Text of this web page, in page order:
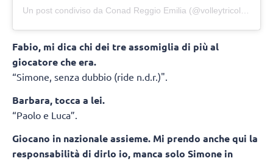
Un post condiviso da Conad Reggio Emilia (@volleytricolore)
Fabio, mi dica chi dei tre assomiglia di più al
giocatore che era.
“Simone, senza dubbio (ride n.d.r.)".
Barbara, tocca a lei.
“Paolo e Luca”.
Giocano in nazionale assieme. Mi prendo anche qui la
responsabilità di dirlo io, manca solo Simone in